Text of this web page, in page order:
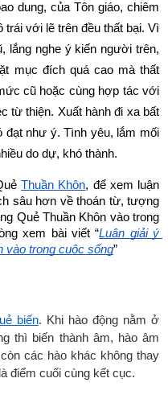
dung, của Tôn giáo, chiêm
trái với lẽ trên đều thất bại. Vì
lắng nghe ý kiến người trên,
mục đích quá cao mà thất
cũ hoặc cùng hợp tác với
từ thiện. Xuất hành đi xa bất
đạt như ý. Tình yêu, lắm mối
do dự, khó thành.
Thuần Khôn, để xem luận
sâu hơn về thoán từ, tượng
Quẻ Thuần Khôn vào trong
xem bài viết “Luận giải ý
vào trong cuộc sống”
biến. Khi hào động nằm ở
thì biến thành âm, hào âm
các hào khác không thay
điểm cuối cùng kết cục.